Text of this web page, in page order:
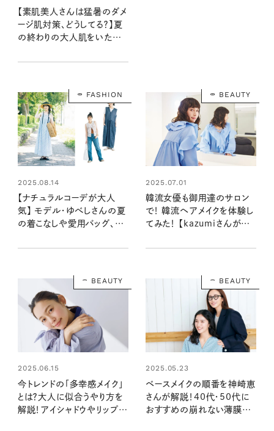
【素肌美人さんは猛暑のダメ
ージ肌対策、どうしてる？】夏
の終わりの大人肌をいたわ
暮らし部
FASHION
2025.08.14
【ナチュラルコーデが大人
気】 モデル・ゆべしさんの夏
の着こなしや愛用バッグ、メ
BEAUTY
2025.07.01
韓流女優も御用達のサロン
で！ 韓流ヘアメイクを体験し
てみた！ 【kazumiさんが学
BEAUTY
2025.06.15
今トレンドの「多幸感メイク」
とは？大人に似合うやり方を
解説！アイシャドウやリップな
BEAUTY
2025.05.23
ベースメイクの順番を神崎恵
さんが解説！40代・50代に
おすすめの崩れない薄膜美